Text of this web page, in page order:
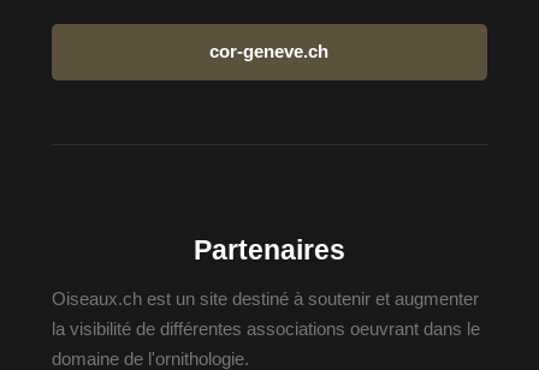
cor-geneve.ch
Partenaires
Oiseaux.ch est un site destiné à soutenir et augmenter
la visibilité de différentes associations oeuvrant dans le
domaine de l'ornithologie.